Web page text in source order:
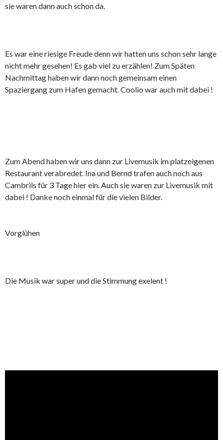
sie waren dann auch schon da.
Es war eine riesige Freude denn wir hatten uns schon sehr lange
nicht mehr gesehen! Es gab viel zu erzählen! Zum Späten
Nachmittag haben wir dann noch gemeinsam einen
Spaziergang zum Hafen gemacht. Coolio war auch mit dabei !
Zum Abend haben wir uns dann zur Livemusik im platzeigenen
Restaurant verabredet. Ina und Bernd trafen auch noch aus
Cambrils für 3 Tage hier ein. Auch sie waren zur Livemusik mit
dabei ! Danke noch einmal für die vielen Bilder.
Vorglühen
Die Musik war super und die Stimmung exelent !